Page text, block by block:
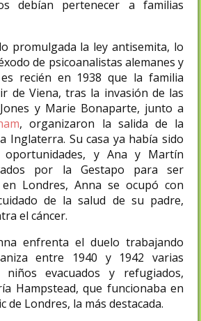
debían pertenecer a familias
promulgada la ley antisemita, lo
de psicoanalistas alemanes y
recién en 1938 que la familia
de Viena, tras la invasión de las
y Marie Bonaparte, junto a
, organizaron la salida de la
Inglaterra. Su casa ya había sido
oportunidades, y Ana y Martín
por la Gestapo para ser
Londres, Anna se ocupó con
de la salud de su padre,
el cáncer.
enfrenta el duelo trabajando
entre 1940 y 1942 varias
niños evacuados y refugiados,
Hampstead, que funcionaba en
de Londres, la más destacada.